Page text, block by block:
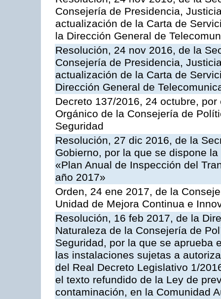
Consejería de Presidencia,
actualización de la Carta de
la Dirección General de
Resolución, 24 nov 2016, de la
Consejería de Presidencia,
actualización de la Carta de
Dirección General de
Decreto 137/2016, 24 octubre,
Orgánico de la Consejería de
Seguridad
Resolución, 27 dic 2016, de la
Gobierno, por la que se dispone
«Plan Anual de Inspección del
año 2017»
Orden, 24 ene 2017, de la
Unidad de Mejora Continua e
Resolución, 16 feb 2017, de la
Naturaleza de la Consejería de
Seguridad, por la que se aprueba
las instalaciones sujetas a
del Real Decreto Legislativo 1/
el texto refundido de la Ley de
contaminación, en la Comunidad